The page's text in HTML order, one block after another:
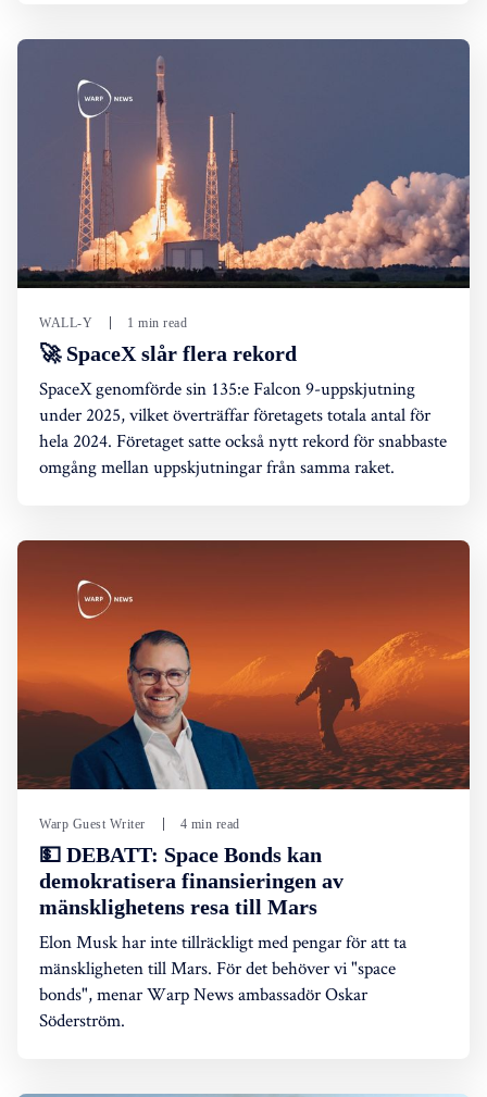
WALL-Y 1 min read
🚀 SpaceX slår flera rekord
SpaceX genomförde sin 135:e Falcon 9-uppskjutning
under 2025, vilket överträffar företagets totala antal för
hela 2024. Företaget satte också nytt rekord för snabbaste
omgång mellan uppskjutningar från samma raket.
Warp Guest Writer 4 min read
💵 DEBATT: Space Bonds kan
demokratisera finansieringen av
mänsklighetens resa till Mars
Elon Musk har inte tillräckligt med pengar för att ta
mänskligheten till Mars. För det behöver vi "space
bonds", menar Warp News ambassadör Oskar
Söderström.